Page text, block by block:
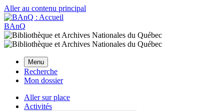
Aller au contenu principal
BAnQ
Menu
Recherche
Mon dossier
Aller sur place
Activités